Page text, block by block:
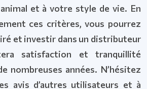
et à votre style de vie. En
ces critères, vous pourrez
et investir dans un distributeur
satisfaction et tranquillité
nombreuses années. N’hésitez
avis d’autres utilisateurs et à